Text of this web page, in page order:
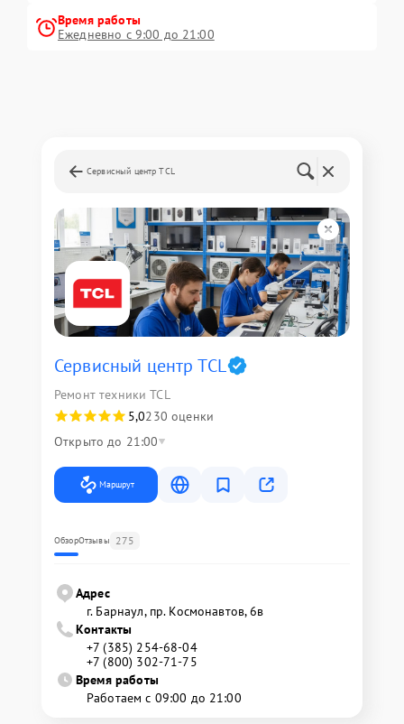
Время работы
Ежедневно с 9:00 до 21:00
Сервисный центр TCL
Сервисный центр TCL
Ремонт техники TCL
5,0230 оценки
Открыто до 21:00
Маршрут
ОбзорОтзывы 275
Адрес
г. Барнаул, ​пр. Космонавтов, 6в
Контакты
+7 (385) 254-68-04
+7 (800) 302-71-75
Время работы
Работаем с 09:00 до 21:00